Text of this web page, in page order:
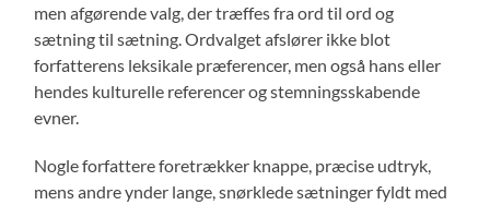
men afgørende valg, der træffes fra ord til ord og
sætning til sætning. Ordvalget afslører ikke blot
forfatterens leksikale præferencer, men også hans eller
hendes kulturelle referencer og stemningsskabende
evner.
Nogle forfattere foretrækker knappe, præcise udtryk,
mens andre ynder lange, snørklede sætninger fyldt med